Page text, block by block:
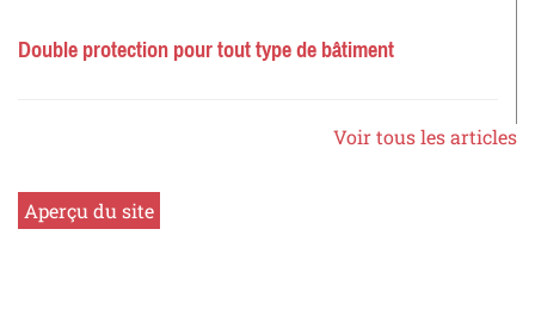
Double protection pour tout type de bâtiment
Voir tous les articles
Aperçu du site